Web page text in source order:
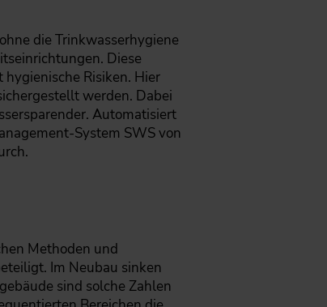
die Trinkwasserhygiene
Diese
Risiken. Hier
werden. Dabei
Automatisiert
System SWS von
Methoden und
Im Neubau sinken
sind solche Zahlen